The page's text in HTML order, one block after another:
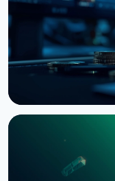
7 августа 2026 г.4 мин
Bernstein
крипторынка из-